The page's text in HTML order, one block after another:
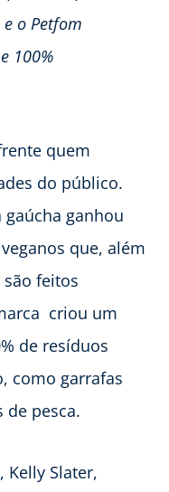
o Petfom
100%
quem
do público.
ganhou
que, além
feitos
criou um
de resíduos
como garrafas
de pesca.
Kelly Slater,